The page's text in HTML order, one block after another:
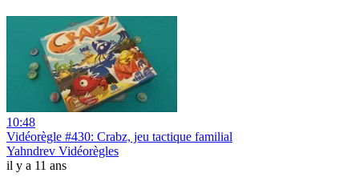
10:48
Vidéorègle #430: Crabz, jeu tactique familial
Yahndrev Vidéorègles
il y a 11 ans